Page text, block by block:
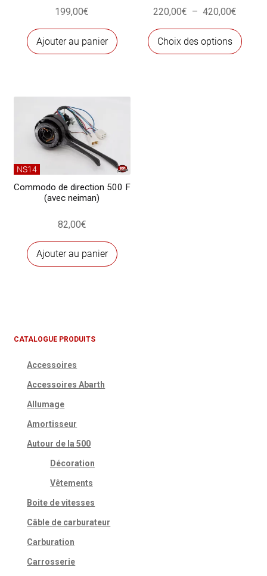
199,00€
Ajouter au panier
220,00€ – 420,00€
prix :
Choix des options
Ce
NS14
Commodo de direction 500 F
(avec neiman)
82,00€
Ajouter au panier
CATALOGUE PRODUITS
Accessoires
Accessoires Abarth
Allumage
Amortisseur
Autour de la 500
Décoration
Vêtements
Boite de vitesses
Câble de carburateur
Carburation
Carrosserie